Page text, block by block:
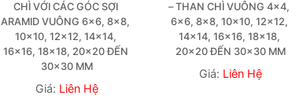
CHÌ VỚI CÁC GÓC SỢI
ARAMID VUÔNG 6×6, 8×8,
10×10, 12×12, 14×14,
16×16, 18×18, 20×20 ĐẾN
30×30 MM
Giá: Liên Hệ
– THAN CHÌ VUÔNG 4×4,
6×6, 8×8, 10×10, 12×12,
14×14, 16×16, 18×18,
20×20 ĐẾN 30×30 MM
Giá: Liên Hệ